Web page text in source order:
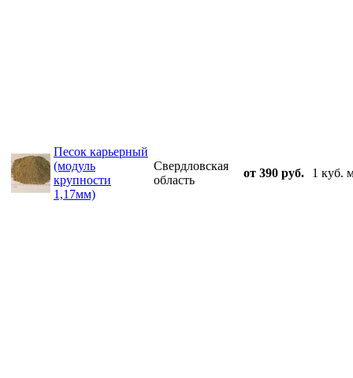
Песок карьерный
(модуль
крупности
1,17мм)
Свердловская
область
от 390 руб. 1 куб.